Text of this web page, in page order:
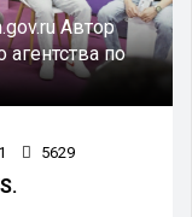
Автор
по
5629